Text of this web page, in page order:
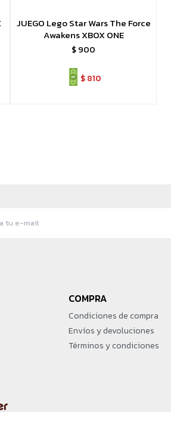
JUEGO Lego Star Wars The Force
Awakens XBOX ONE
$900
$ 810
COMPRA
Condiciones de compra
Envíos y devoluciones
Términos y condiciones